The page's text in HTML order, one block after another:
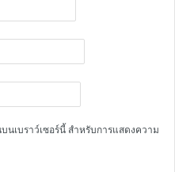
เบราว์เซอร์นี้ สำหรับการแสดงความ